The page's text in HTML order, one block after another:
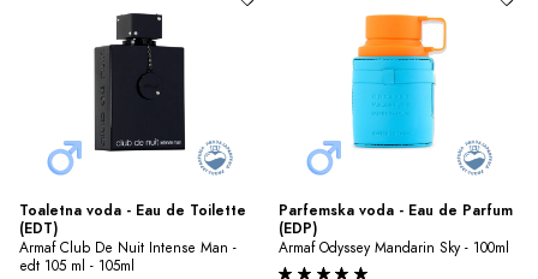
Toaletna voda - Eau de Toilette
(EDT)
Armaf Club De Nuit Intense Man -
edt 105 ml - 105ml
Parfemska voda - Eau de Parfum
(EDP)
Armaf Odyssey Mandarin Sky - 100ml